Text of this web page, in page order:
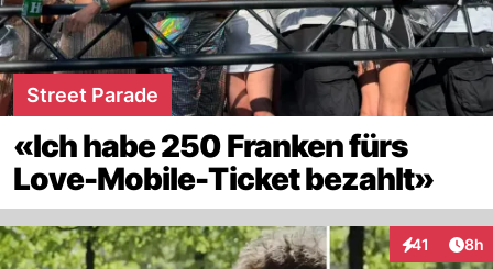
Street Parade
«Ich habe 250 Franken fürs
Love-Mobile-Ticket bezahlt»
41
Interaktionen
8h